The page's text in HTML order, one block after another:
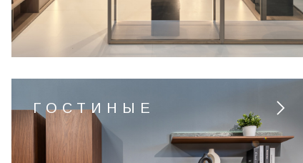
ГОСТИНЫЕ